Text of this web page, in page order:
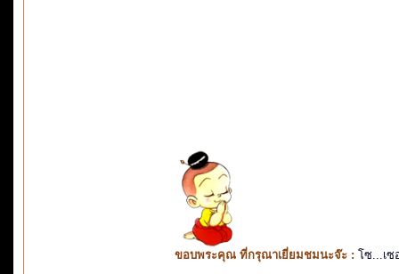
ขอบพระคุณ ที่กรุณาเยี่ยมชมนะจ๊ะ : โซ...เซ